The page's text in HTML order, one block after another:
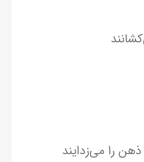
را می‌زدایند